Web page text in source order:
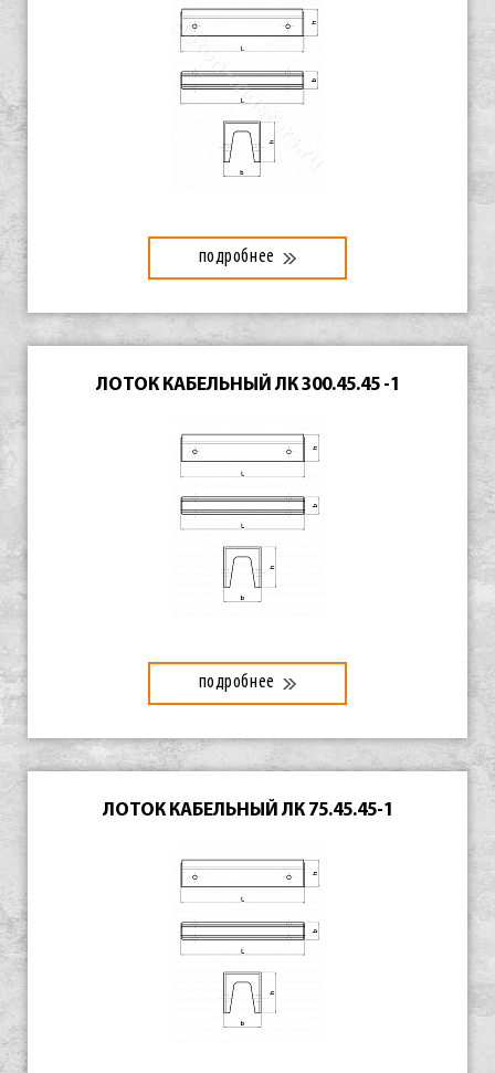
подробнее
ЛОТОК КАБЕЛЬНЫЙ ЛК 300.45.45 -1
подробнее
ЛОТОК КАБЕЛЬНЫЙ ЛК 75.45.45-1